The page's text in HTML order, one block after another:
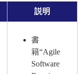
説明
書
籍“Agile
Software